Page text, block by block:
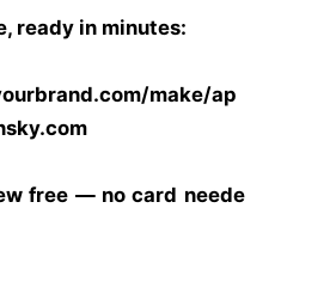
ready in minutes:
make/ap
free — no card neede